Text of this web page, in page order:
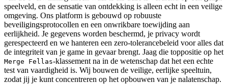
speelveld, en de sensatie van ontdekking is alleen echt in een veilige
omgeving. Ons platform is gebouwd op robuuste
beveiligingsprotocollen en een onwrikbare toewijding aan
eerlijkheid. Je gegevens worden beschermd, je privacy wordt
gerespecteerd en we hanteren een zero-tolerancebeleid voor alles dat
de integriteit van je game in gevaar brengt. Jaag die toppositie op het
Merge Fellas-klassement na in de wetenschap dat het een echte
test van vaardigheid is. Wij bouwen de veilige, eerlijke speeltuin,
zodat jij je kunt concentreren op het opbouwen van je nalatenschap.